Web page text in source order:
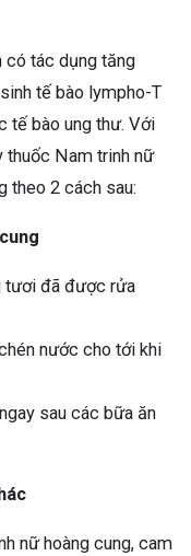
có tác dụng tăng
tế bào lympho-T
tế bào ung thư. Với
thuốc Nam trinh nữ
theo 2 cách sau:
tươi đã được rửa
nước cho tới khi
sau các bữa ăn
nữ hoàng cung, cam